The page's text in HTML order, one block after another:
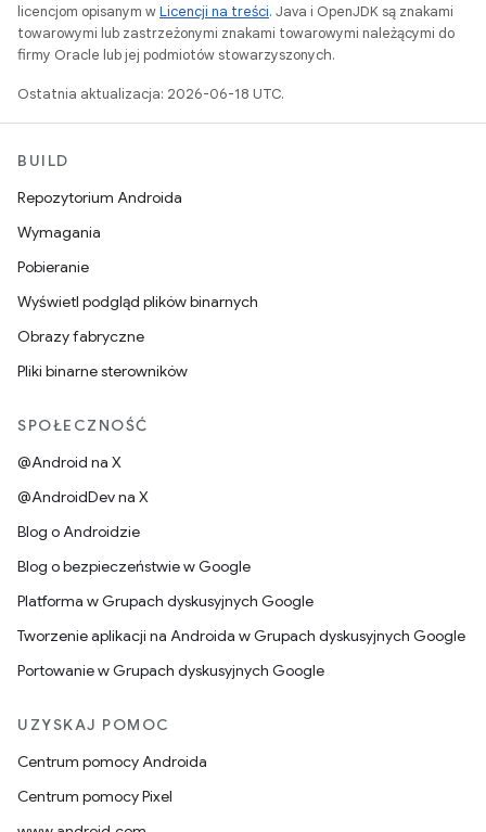
licencjom opisanym wLicencji na treści. Java i OpenJDK są znakami
towarowymi lub zastrzeżonymi znakami towarowymi należącymi do
firmy Oracle lub jej podmiotów stowarzyszonych.
Ostatnia aktualizacja: 2026-06-18 UTC.
BUILD
Repozytorium Androida
Wymagania
Pobieranie
Wyświetl podgląd plików binarnych
Obrazy fabryczne
Pliki binarne sterowników
SPOŁECZNOŚĆ
@Android na X
@AndroidDev na X
Blog o Androidzie
Blog o bezpieczeństwie w Google
Platforma w Grupach dyskusyjnych Google
Tworzenie aplikacji na Androida w Grupach dyskusyjnych Google
Portowanie w Grupach dyskusyjnych Google
UZYSKAJ POMOC
Centrum pomocy Androida
Centrum pomocy Pixel